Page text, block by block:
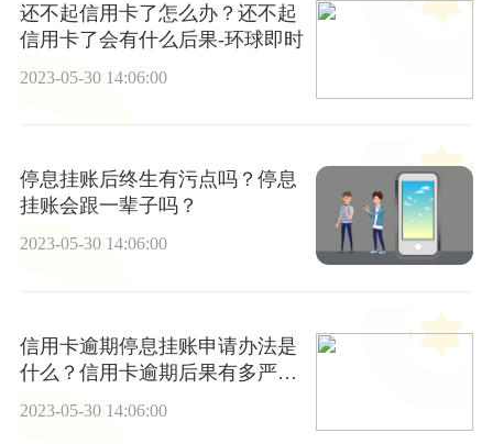
还不起信用卡了怎么办？还不起
信用卡了会有什么后果-环球即时
2023-05-30 14:06:00
停息挂账后终生有污点吗？停息
挂账会跟一辈子吗？
2023-05-30 14:06:00
信用卡逾期停息挂账申请办法是
什么？信用卡逾期后果有多严
2023-05-30 14:06:00